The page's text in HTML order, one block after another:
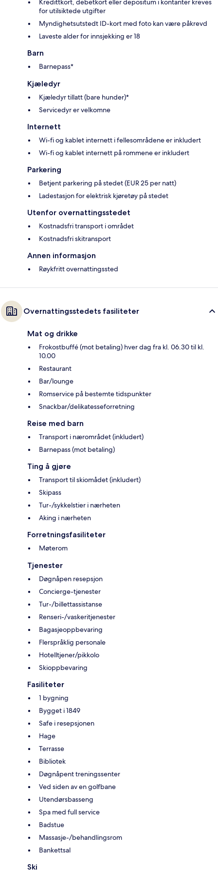
Kredittkort, debetkort eller depositum i kontanter kreves
for utilsiktede utgifter
Myndighetsutstedt ID-kort med foto kan være påkrevd
Laveste alder for innsjekking er 18
Barn
Barnepass*
Kjæledyr
Kjæledyr tillatt (bare hunder)*
Servicedyr er velkomne
Internett
Wi-fi og kablet internett i fellesområdene er inkludert
Wi-fi og kablet internett på rommene er inkludert
Parkering
Betjent parkering på stedet (EUR 25 per natt)
Ladestasjon for elektrisk kjøretøy på stedet
Utenfor overnattingsstedet
Kostnadsfri transport i området
Kostnadsfri skitransport
Annen informasjon
Røykfritt overnattingssted
Overnattingsstedets fasiliteter
Mat og drikke
Frokostbuffé (mot betaling) hver dag fra kl. 06.30 til kl.
10.00
Restaurant
Bar/lounge
Romservice på bestemte tidspunkter
Snackbar/delikatesseforretning
Reise med barn
Transport i nærområdet (inkludert)
Barnepass (mot betaling)
Ting å gjøre
Transport til skiomådet (inkludert)
Skipass
Tur-/sykkelstier i nærheten
Aking i nærheten
Forretningsfasiliteter
Møterom
Tjenester
Døgnåpen resepsjon
Concierge-tjenester
Tur-/billettassistanse
Renseri-/vaskeritjenester
Bagasjeoppbevaring
Flerspråklig personale
Hotelltjener/pikkolo
Skioppbevaring
Fasiliteter
1 bygning
Bygget i 1849
Safe i resepsjonen
Hage
Terrasse
Bibliotek
Døgnåpent treningssenter
Ved siden av en golfbane
Utendørsbasseng
Spa med full service
Badstue
Massasje-/behandlingsrom
Bankettsal
Ski